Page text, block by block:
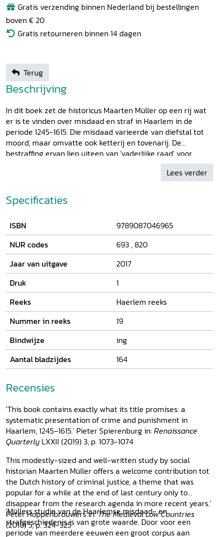
Gratis verzending binnen Nederland bij bestellingen
boven € 20
Gratis retourneren binnen 14 dagen
Terug
Beschrijving
In dit boek zet de historicus Maarten Müller op een rij wat
er is te vinden over misdaad en straf in Haarlem in de
periode 1245-1615. Die misdaad varieerde van diefstal tot
moord, maar omvatte ook ketterij en tovenarij. De
bestraffing ervan liep uiteen van 'vaderlijke raad' voor
jonge dieven, bedelaars of vechtersbazen tot verbanning
en de doodstraf door ophanging of onthoofding, al dan niet
hoe het stadsbestuur van Haarlem, de graaf van Holland
en later de Staten van Holland reageerden en
schetst daarbij de ontwikkeling van de strafrechtelijke
procedures. Het allereerste archiefstuk met een
strafrechtelijke inhoud is het Haarlemse stadsrecht uit 1245.
Ook de bewaarde rekeningen van de Haarlemse schouten
en de vonnissen van de schepenbank vormen een
belangrijke bron voor dit boek.
Lees verder
Specificaties
ISBN
9789087046965
NUR codes
693 ,820
Jaar van uitgave
2017
Druk
1
Reeks
Haerlem reeks
Nummer in reeks
19
Bindwijze
ing
Aantal bladzijdes
164
Recensies
'This book contains exactly what its title promises: a
systematic presentation of crime and punishment in
Haarlem, 1245–1615.' Pieter Spierenburg in: Renaissance
Quarterly LXXII (2019) 3, p. 1073-1074
This modestly-sized and well-written study by social
historian Maarten Müller offers a welcome contribution tot
the Dutch history of criminal justice, a theme that was
popular for a while at the end of last century only to
disappear from the research agenda in more recent years.'
Peter Hoppenbrouwers in:The Medieval Low Countries
(2018) 5, p. 324-325
'Müllers studie van de Haarlemse misdaad- en
strafgeschiedenis is van grote waarde. Door voor een
periode van meerdere eeuwen een groot corpus aan